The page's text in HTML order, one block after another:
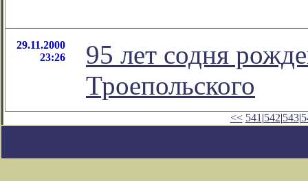
29.11.2000
23:26
95 лет содня
Троепольского
<< 541 |542|543|